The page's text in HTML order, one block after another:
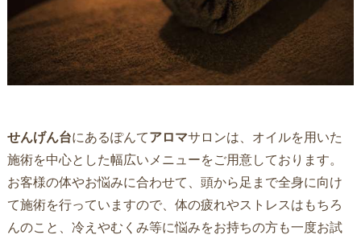
せんげん台にあるぽんてアロマサロンは、オイルを用いた
施術を中心とした幅広いメニューをご用意しております。
お客様の体やお悩みに合わせて、頭から足まで全身に向け
て施術を行っていますので、体の疲れやストレスはもちろ
んのこと、冷えやむくみ等に悩みをお持ちの方も一度お試